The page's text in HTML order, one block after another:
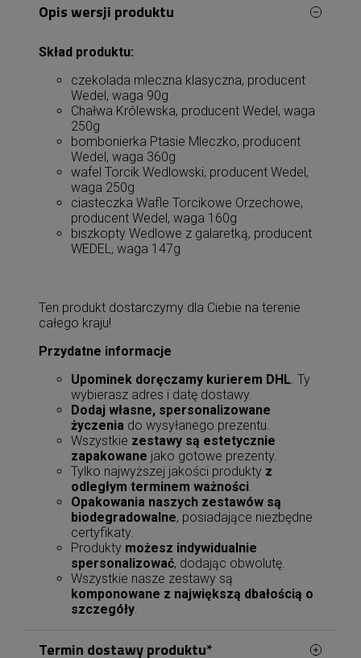
Opis wersji produktu
Skład produktu:
czekolada mleczna klasyczna, producent
Wedel, waga 90g
Chałwa Królewska, producent Wedel, waga
250g
bombonierka Ptasie Mleczko, producent
Wedel, waga 360g
wafel Torcik Wedlowski, producent Wedel,
waga 250g
ciasteczka Wafle Torcikowe Orzechowe,
producent Wedel, waga 160g
biszkopty Wedlowe z galaretką, producent
WEDEL, waga 147g
Ten produkt dostarczymy dla Ciebie na terenie
całego kraju!
Przydatne informacje
Upominek doręczamy kurierem DHL. Ty
wybierasz adres i datę dostawy.
Dodaj własne, spersonalizowane
życzenia do wysyłanego prezentu.
Wszystkie zestawy są estetycznie
zapakowane jako gotowe prezenty.
Tylko najwyższej jakości produkty z
odległym terminem ważności.
Opakowania naszych zestawów są
biodegradowalne, posiadające niezbędne
certyfikaty.
Produkty możesz indywidualnie
spersonalizować, dodając obwolutę.
Wszystkie nasze zestawy są
komponowane z największą dbałością o
szczegóły.
Termin dostawy produktu*